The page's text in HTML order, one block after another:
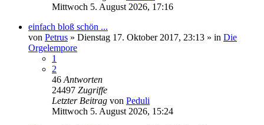
Mittwoch 5. August 2026, 17:16
einfach bloß schön ...
von Petrus » Dienstag 17. Oktober 2017, 23:13 » in Die
Orgelempore
1
2
46 Antworten
24497 Zugriffe
Letzter Beitrag von Peduli
Mittwoch 5. August 2026, 15:24